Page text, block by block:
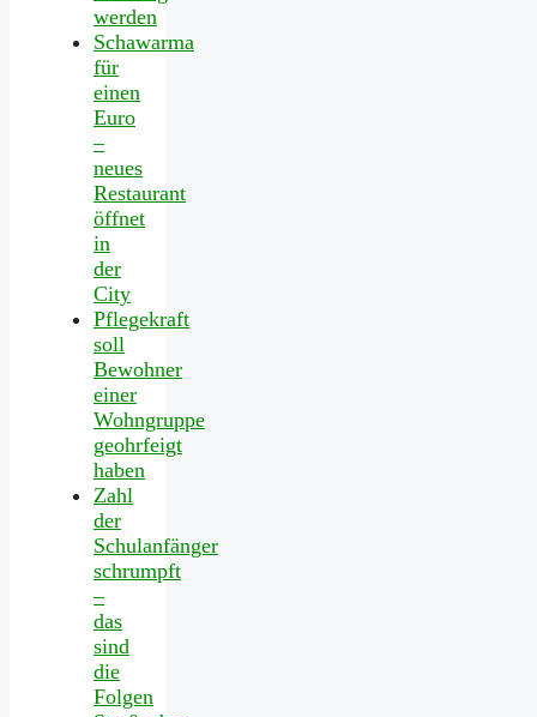
werden
Schawarma
für
einen
Euro
–
neues
Restaurant
öffnet
in
der
City
Pflegekraft
soll
Bewohner
einer
Wohngruppe
geohrfeigt
haben
Zahl
der
Schulanfänger
schrumpft
–
das
sind
die
Folgen